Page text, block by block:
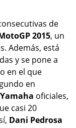
de
2015, un
Además, está
y se pone a
en el que
en
Yamaha oficiales,
casi 20
Dani Pedrosa